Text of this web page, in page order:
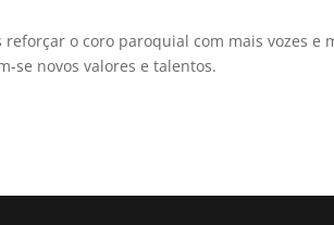
o coro paroquial com mais vozes e
se novos valores e talentos.